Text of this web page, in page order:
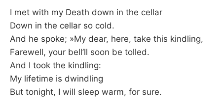
–
F
L
I met with my Death down in the cellar
Down in the cellar so cold.
And he spoke; »My dear, here, take this kindling,
Farewell, your bell’ll soon be tolled.
And I took the kindling:
My lifetime is dwindling
But tonight, I will sleep warm, for sure.